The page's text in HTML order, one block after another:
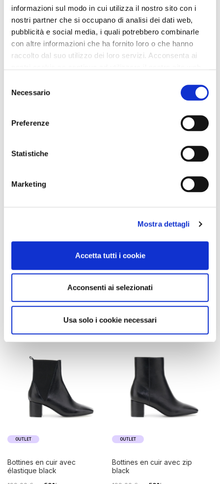
informazioni sul modo in cui utilizza il nostro sito con i
nostri partner che si occupano di analisi dei dati web,
pubblicità e social media, i quali potrebbero combinarle
con altre informazioni che ha fornito loro o che hanno
raccolto dal suo utilizzo dei loro servizi. Acconsenta ai
delNecessario
Preferenze
Statistiche
Marketing
Mostra dettagli
Accetta tutti i cookie
Acconsenti ai selezionati
Usa solo i cookie necessari
boucle black
bottines en daim avec
élastiques asymétriques
bordeaux
199,00 €
-50%
99,50 €
taupe
102,50 €
175,00 €
87,50 €
OUTLET
bottines en cuir avec
élastique black
OUTLET
bottines en cuir avec zip
black